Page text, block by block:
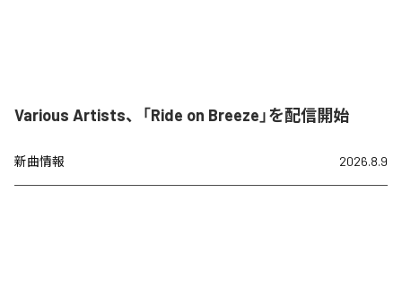
Various Artists、「Ride on Breeze」を配信開始
新曲情報 2026.8.9